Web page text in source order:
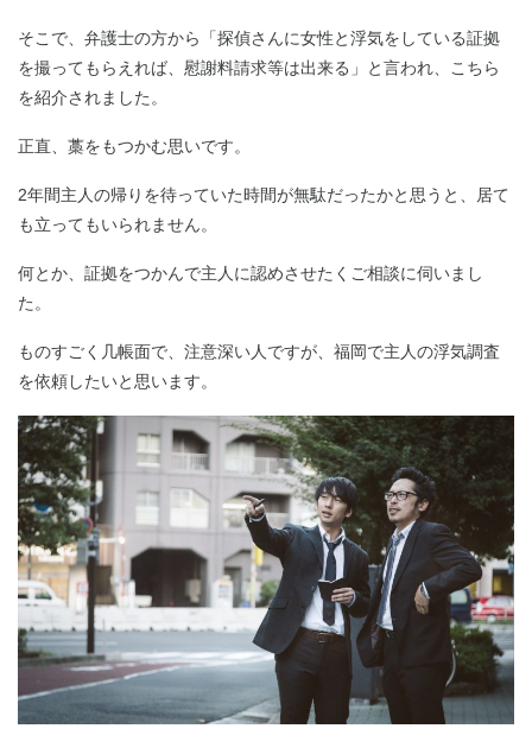
そこで、弁護士の方から「探偵さんに女性と浮気をしている証拠
を撮ってもらえれば、慰謝料請求等は出来る」と言われ、こちら
を紹介されました。
正直、藁をもつかむ思いです。
2年間主人の帰りを待っていた時間が無駄だったかと思うと、居て
も立ってもいられません。
何とか、証拠をつかんで主人に認めさせたくご相談に伺いまし
た。
ものすごく几帳面で、注意深い人ですが、福岡で主人の浮気調査
を依頼したいと思います。